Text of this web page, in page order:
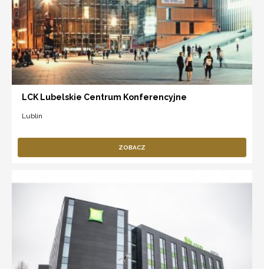
LCK Lubelskie Centrum Konferencyjne
Lublin
ZOBACZ